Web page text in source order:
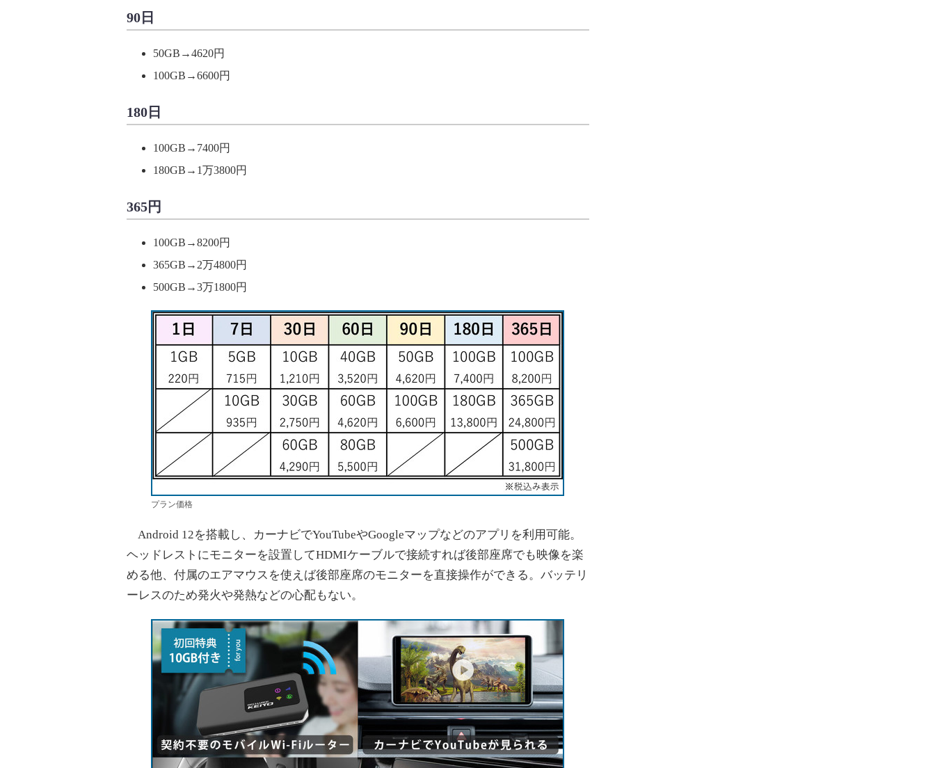
90日
50GB→4620円
100GB→6600円
180日
100GB→7400円
180GB→1万3800円
365円
100GB→8200円
365GB→2万4800円
500GB→3万1800円
プラン価格
Android 12を搭載し、カーナビでYouTubeやGoogleマップなどのアプリを利用可能。
ヘッドレストにモニターを設置してHDMIケーブルで接続すれば後部座席でも映像を楽
める他、付属のエアマウスを使えば後部座席のモニターを直接操作ができる。バッテリ
ーレスのため発火や発熱などの心配もない。